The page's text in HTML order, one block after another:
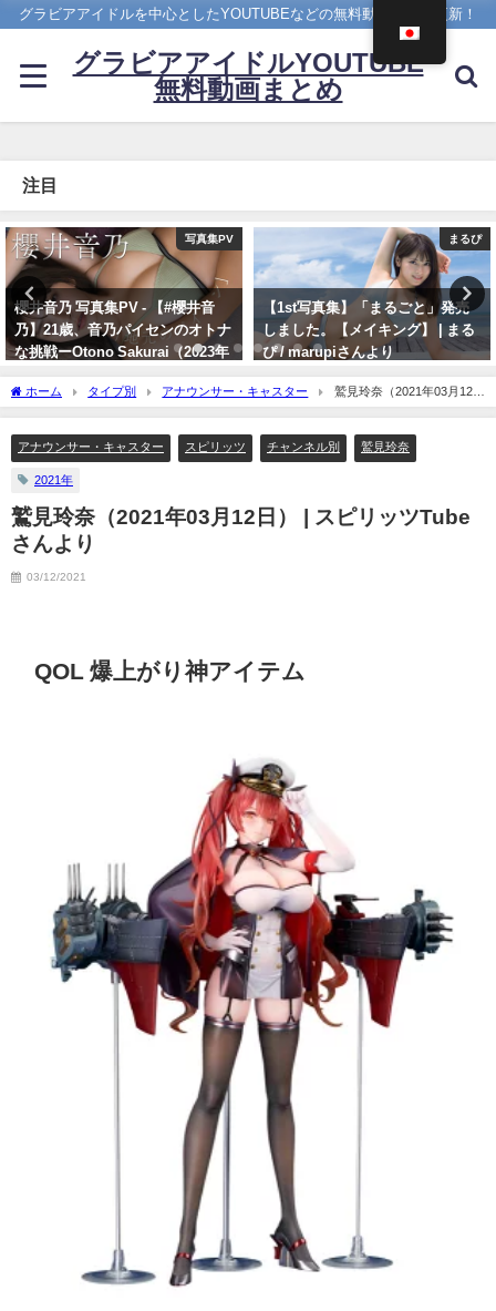
グラビアアイドルを中心としたYOUTUBEなどの無料動画を日々更新！
グラビアアイドルYOUTUBE
無料動画まとめ
注目
写真集PV
- 【#櫻井音
センのオトナ
（2023年
Channel【集
ーイ公式】さん
【1st写真集】「まるごと」発売
しました。【メイキング】 | まる
ぴ / marupiさんより
【バニーガール
がTVアニメ『涼
鬱』劇中歌「
神カバー！！
ホーム タイプ別 アナウンサー・キャスター
鷲見玲奈（2021年03月12
日） | スピリッツTubeさんより
アナウンサー・キャスター スピリッツ チャンネル別 鷲見玲奈
2021年
鷲見玲奈（2021年03月12日） | スピリッツTube
さんより
03/12/2021
QOL 爆上がり神アイテム